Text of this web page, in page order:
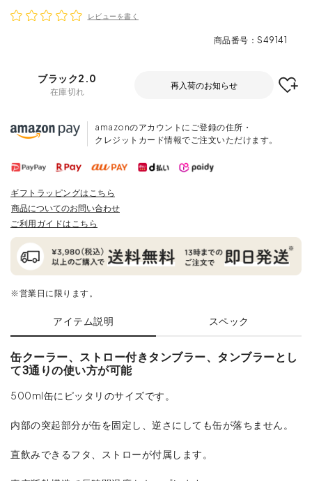
レビューを書く
商品番号 S49141
ブラック2.0
在庫切れ
再入荷のお知らせ
amazonのアカウントにご登録の住所・
クレジットカード情報でご注文いただけます。
ギフトラッピングはこちら
商品についてのお問い合わせ
ご利用ガイドはこちら
※営業日に限ります。
アイテム説明 スペック
缶クーラー、ストロー付きタンブラー、タンブラーとし
て3通りの使い方が可能
500ml缶にピッタリのサイズです。
内部の突起部分が缶を固定し、逆さにしても缶が落ちません。
直飲みできるフタ、ストローが付属します。